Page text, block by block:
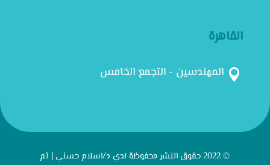
القاهرة
 المهندسين - التجمع الخامس
© 2022 حقوق النشر محفوظة لدي د/اسلام حسني | تم